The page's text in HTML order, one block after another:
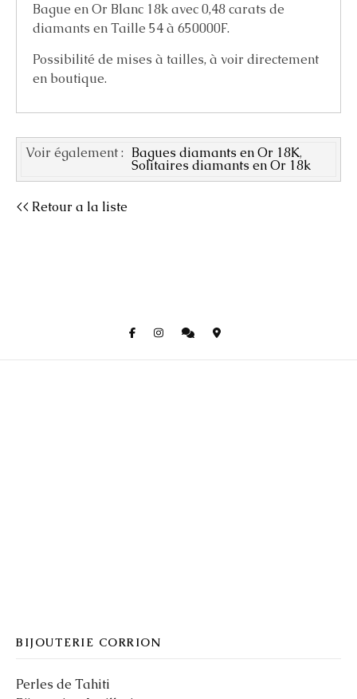
Bague en Or Blanc 18k avec 0,48 carats de
diamants en Taille 54 à 650000F.
Possibilité de mises à tailles, à voir directement
en boutique.
Voir également : Bagues diamants en Or 18K,
Solitaires diamants en Or 18k
<< Retour a la liste
BIJOUTERIE CORRION
Perles de Tahiti